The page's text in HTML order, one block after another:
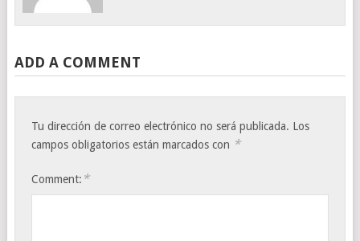
ADD A COMMENT
Tu dirección de correo electrónico no será publicada. Los
campos obligatorios están marcados con *
Comment: *